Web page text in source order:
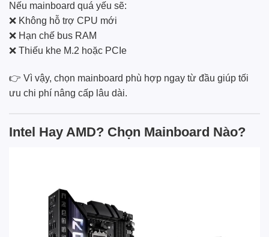
Nếu mainboard quá yếu sẽ:
❌ Không hỗ trợ CPU mới
❌ Hạn chế bus RAM
❌ Thiếu khe M.2 hoặc PCIe
👉 Vì vậy, chọn mainboard phù hợp ngay từ đầu giúp tối
ưu chi phí nâng cấp lâu dài.
Intel Hay AMD? Chọn Mainboard Nào?